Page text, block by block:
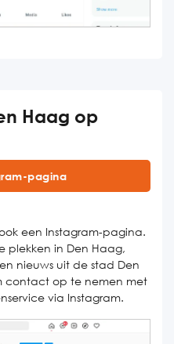
Haag op
pagina
een Instagram-pagina.
plekken in Den Haag,
nieuws uit de stad Den
contact op te nemen met
via Instagram.